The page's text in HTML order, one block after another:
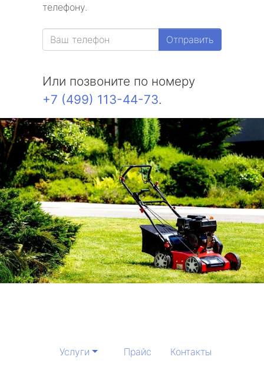
телефону.
Отправить
Или позвоните по номеру
+7 (499) 113-44-73.
Услуги Прайс
Контакты